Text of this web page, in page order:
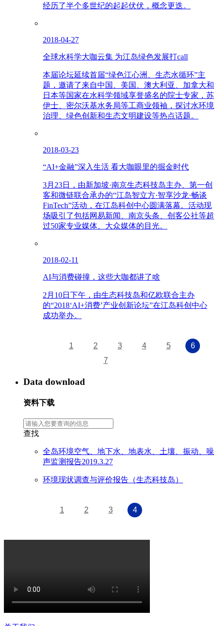
经历了半个多世纪的起起伏伏，概念更迭。
2018-04-27
全球水科学大咖云集 为江岛绿色发展打call
本届论坛延续首届“绿色江心洲、生态水循环”主
题，邀请了来自中国、美国、澳大利亚、加拿大和
日本等国家在水科学领域享誉盛名的院士专家，苏
伊士、密尔沃基水务局等工商业领袖，探讨水环境
治理、绿色创新和生态文明建设等热点话题。
2018-03-23
“AI+金融”深入生活 看大咖眼里的掘金时代
3月23日，由新加坡·南京生态科技岛主办、第一创
客和微链联合承办的“江岛智立方·智享沙龙·畅谈
FinTech”活动，在江岛科创中心圆满落幕。活动现
场吸引了包括网易新闻、南京头条、创客公社等超
过50家专业媒体、大众媒体的目光。
2018-02-11
AI与消费碰撞，这些大咖都讲了啥
2月10日下午，由生态科技岛和亿欧联合主办
的“2018‘AI+消费’产业创新论坛”在江岛科创中心
成功举办。
1 2 3 4 5
6
7
Data download
资料下载
查找
全岛环境空气、地下水、地表水、土壤、振动、噪
声监测报告2019.3.27
环境现状调查与评价报告（生态科技岛）
1 2 3 4